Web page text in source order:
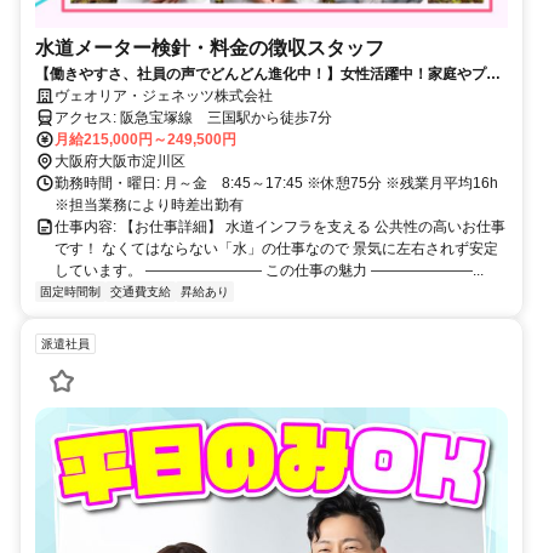
水道メーター検針・料金の徴収スタッフ
【働きやすさ、社員の声でどんどん進化中！】女性活躍中！家庭やプラ
イベートと両立可能／未経験OK／様々な制度が充実！土日祝休み
ヴェオリア・ジェネッツ株式会社
アクセス: 阪急宝塚線 三国駅から徒歩7分
月給215,000円～249,500円
大阪府大阪市淀川区
勤務時間・曜日: 月～金 8:45～17:45 ※休憩75分 ※残業月平均16h
※担当業務により時差出勤有
仕事内容: 【お仕事詳細】 水道インフラを支える 公共性の高いお仕事
です！ なくてはならない「水」の仕事なので 景気に左右されず安定
しています。 ―――――――― この仕事の魅力 ―――――――...
固定時間制 交通費支給 昇給あり
派遣社員